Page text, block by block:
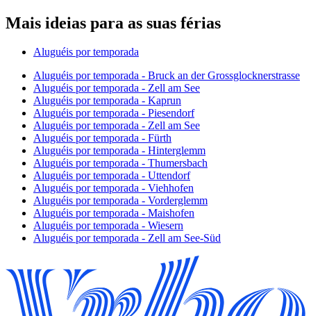
Mais ideias para as suas férias
Aluguéis por temporada
Aluguéis por temporada - Bruck an der Grossglocknerstrasse
Aluguéis por temporada - Zell am See
Aluguéis por temporada - Kaprun
Aluguéis por temporada - Piesendorf
Aluguéis por temporada - Zell am See
Aluguéis por temporada - Fürth
Aluguéis por temporada - Hinterglemm
Aluguéis por temporada - Thumersbach
Aluguéis por temporada - Uttendorf
Aluguéis por temporada - Viehhofen
Aluguéis por temporada - Vorderglemm
Aluguéis por temporada - Maishofen
Aluguéis por temporada - Wiesern
Aluguéis por temporada - Zell am See-Süd